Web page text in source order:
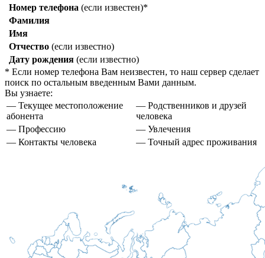
Номер телефона (если известен)*
Фамилия
Имя
Отчество (если известно)
Дату рождения (если известно)
* Если номер телефона Вам неизвестен, то наш сервер сделает
поиск по остальным введенным Вами данным.
Вы узнаете:
— Текущее местоположение
абонента
— Родственников и друзей
человека
— Профессию
— Увлечения
— Контакты человека
— Точный адрес проживания